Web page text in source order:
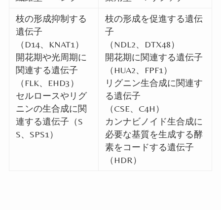
枝の形成抑制する
遺伝子
（ D14、 KNAT1）
開花期や光周期に
関連する遺伝子
（ FLK、 EHD3 ）
セルロースやリグ
ニンの生合成に関
連する遺伝子（S
S、 SPS1）
枝の形成を促進する遺伝
子
（ NDL2、 DTX48）
開花期に関連する遺伝子
（ HUA2、 FPF1）
リグニン生合成に関連す
る遺伝子
（CSE、 C4H ）
カンナビノイド生合成に
必要な基質を生成する酵
素をコードする遺伝子
（ HDR）